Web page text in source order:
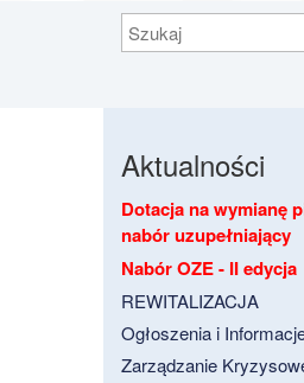
Szukaj
Aktualności
Dotacja na wymianę
nabór uzupełniający
Nabór OZE - II edycja
REWITALIZACJA
Ogłoszenia i
Zarządzanie